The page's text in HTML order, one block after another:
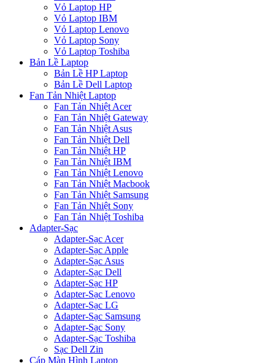
Vỏ Laptop HP
Vỏ Laptop IBM
Vỏ Laptop Lenovo
Vỏ Laptop Sony
Vỏ Laptop Toshiba
Bản Lề Laptop
Bản Lề HP Laptop
Bản Lề Dell Laptop
Fan Tản Nhiệt Laptop
Fan Tản Nhiệt Acer
Fan Tản Nhiệt Gateway
Fan Tản Nhiệt Asus
Fan Tản Nhiệt Dell
Fan Tản Nhiệt HP
Fan Tản Nhiệt IBM
Fan Tản Nhiệt Lenovo
Fan Tản Nhiệt Macbook
Fan Tản Nhiệt Samsung
Fan Tản Nhiệt Sony
Fan Tản Nhiệt Toshiba
Adapter-Sạc
Adapter-Sạc Acer
Adapter-Sạc Apple
Adapter-Sạc Asus
Adapter-Sạc Dell
Adapter-Sạc HP
Adapter-Sạc Lenovo
Adapter-Sạc LG
Adapter-Sạc Samsung
Adapter-Sạc Sony
Adapter-Sạc Toshiba
Sạc Dell Zin
Cáp Màn Hình Laptop